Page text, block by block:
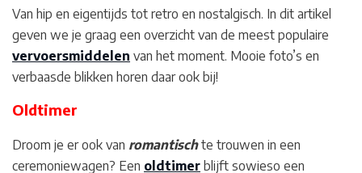
Van hip en eigentijds tot retro en nostalgisch. In dit artikel
geven we je graag een overzicht van de meest populaire
vervoersmiddelen van het moment. Mooie foto’s en
verbaasde blikken horen daar ook bij!
Oldtimer
Droom je er ook van romantischte trouwen in een
ceremoniewagen? Een oldtimer blijft sowieso een